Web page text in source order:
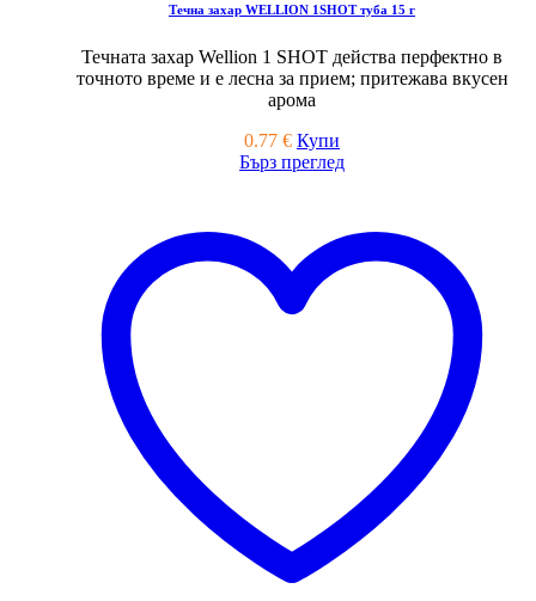
Течна захар WELLION 1SHOT туба 15 г
Течната захар Wellion 1 SHOT действа перфектно в
точното време и е лесна за прием; притежава вкусен
арома
0.77 € Купи
Бърз преглед